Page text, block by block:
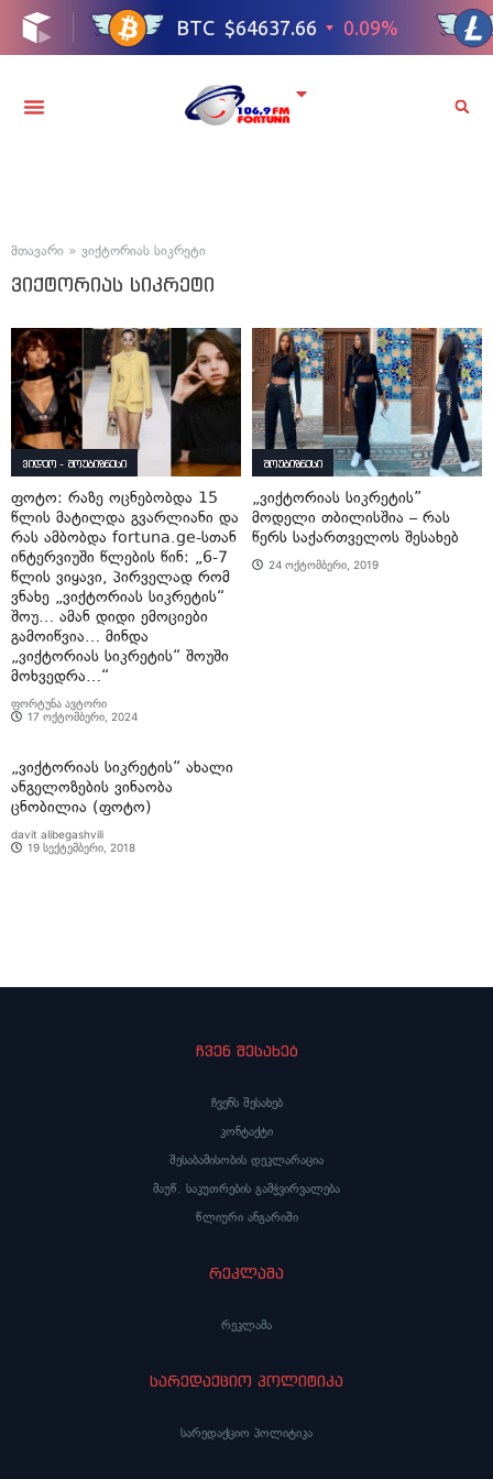
მთავარი » ვიქტორიას სიკრეტი
ვიქტორიას სიკრეტი
ვიდეო - შოუბიზნესი
ფოტო: რაზე ოცნებობდა 15
წლის მატილდა გვარლიანი და
რას ამბობდა fortuna.ge-სთან
ინტერვიუში წლების წინ: „6-7
წლის ვიყავი, პირველად რომ
ვნახე „ვიქტორიას სიკრეტის“
შოუ… ამან დიდი ემოციები
გამოიწვია… მინდა
„ვიქტორიას სიკრეტის“ შოუში
მოხვედრა…“
ფორტუნა ავტორი
17 ოქტომბერი, 2024
შოუბიზნესი
„ვიქტორიას სიკრეტის”
მოდელი თბილისშია – რას
წერს საქართველოს შესახებ
24 ოქტომბერი, 2019
„ვიქტორიას სიკრეტის“ ახალი
ანგელოზების ვინაობა
ცნობილია (ფოტო)
davit alibegashvili
19 სექტემბერი, 2018
ჩვენ შესახებ
ჩვენს შესახებ
კონტაქტი
შესაბამისობის დეკლარაცია
მაუწ. საკუთრების გამჭვირვალება
წლიური ანგარიში
რეკლამა
რეკლამა
სარედაქციო პოლიტიკა
სარედაქციო პოლიტიკა